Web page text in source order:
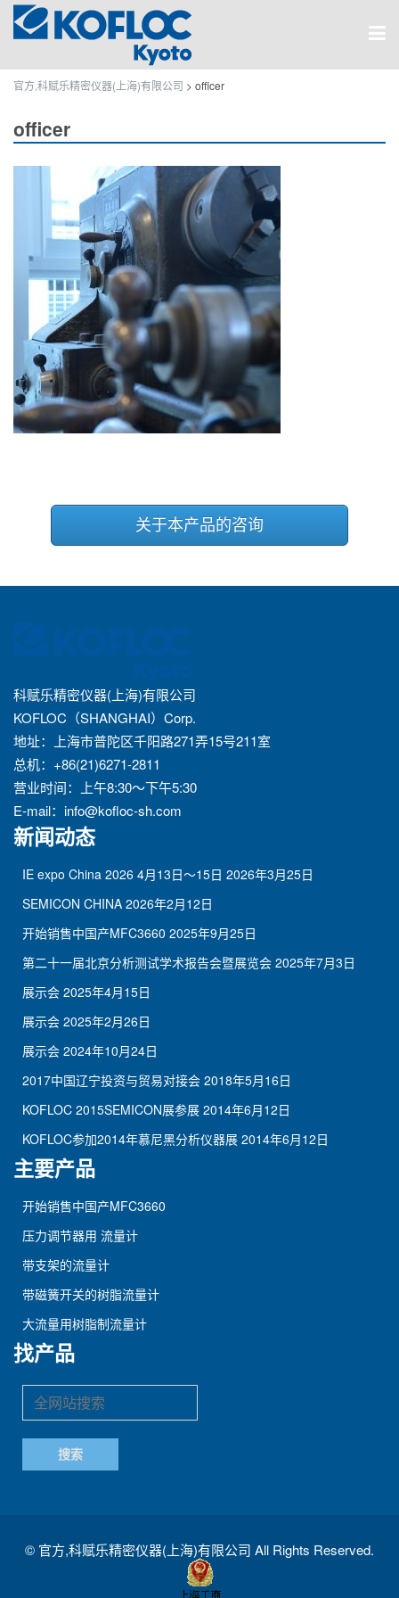
官方,科赋乐精密仪器(上海)有限公司 > officer
officer
关于本产品的咨询
科赋乐精密仪器(上海)有限公司
KOFLOC（SHANGHAI）Corp.
地址：上海市普陀区千阳路271弄15号211室
总机：+86(21)6271-2811
营业时间：上午8:30～下午5:30
E-mail： info@kofloc-sh.com
新闻动态
IE expo China 2026 4月13日～15日 2026年3月25日
SEMICON CHINA 2026年2月12日
开始销售中国产MFC3660 2025年9月25日
第二十一届北京分析测试学术报告会暨展览会 2025年7月3日
展示会 2025年4月15日
展示会 2025年2月26日
展示会 2024年10月24日
2017中国辽宁投资与贸易对接会 2018年5月16日
KOFLOC 2015SEMICON展参展 2014年6月12日
KOFLOC参加2014年慕尼黑分析仪器展 2014年6月12日
主要产品
开始销售中国产MFC3660
压力调节器用 流量计
带支架的流量计
带磁簧开关的树脂流量计
大流量用树脂制流量计
找产品
© 官方,科赋乐精密仪器(上海)有限公司 All Rights Reserved.